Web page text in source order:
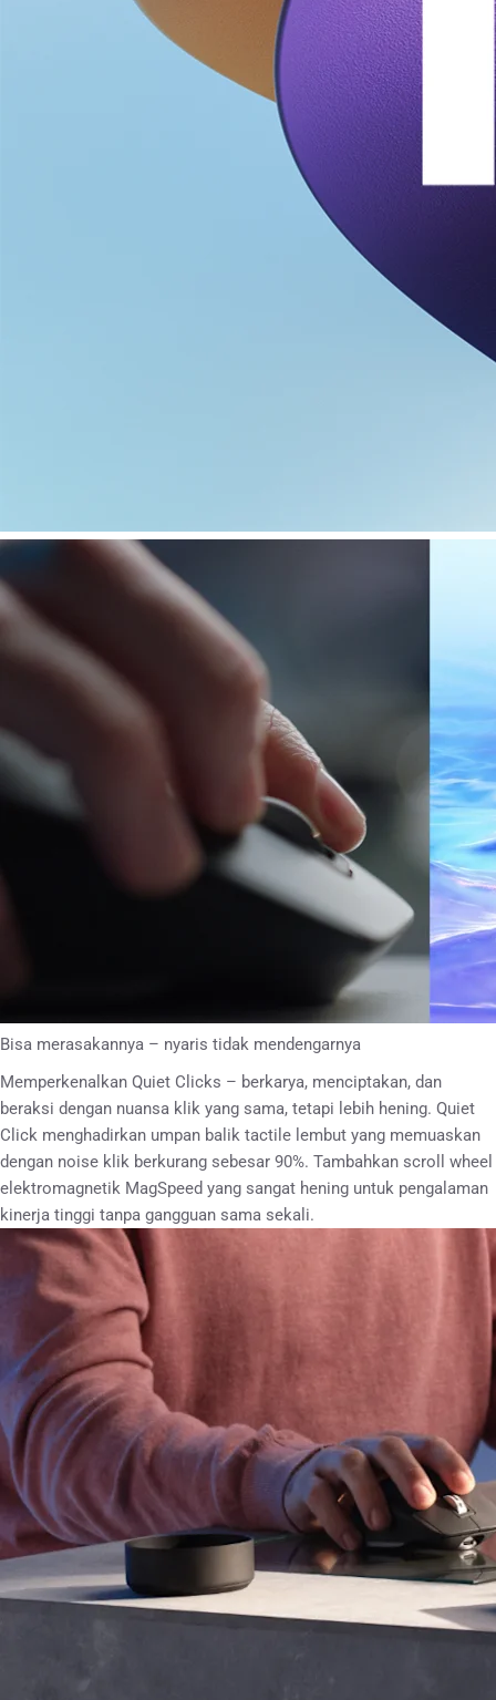
Bisa merasakannya – nyaris tidak mendengarnya
Memperkenalkan Quiet Clicks – berkarya, menciptakan, dan
beraksi dengan nuansa klik yang sama, tetapi lebih hening. Quiet
Click menghadirkan umpan balik tactile lembut yang memuaskan
dengan noise klik berkurang sebesar 90%. Tambahkan scroll wheel
elektromagnetik MagSpeed yang sangat hening untuk pengalaman
kinerja tinggi tanpa gangguan sama sekali.